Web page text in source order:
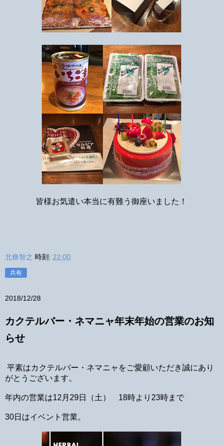
皆様お気遣い本当に有難う御座いました！
北條智之 時刻: 22:00
共有
2018/12/28
カクテルバー・ネマニャ年末年始の営業のお知
らせ
平素はカクテルバー・ネマニャをご愛顧いただき誠にあり
がとうございます。
年内の営業は12月29日（土） 18時より23時まで
30日はイベント営業。